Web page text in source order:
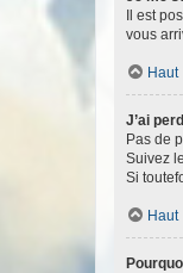
Il est
vous
Haut
J’ai
Pas de
Suivez
Si
Haut